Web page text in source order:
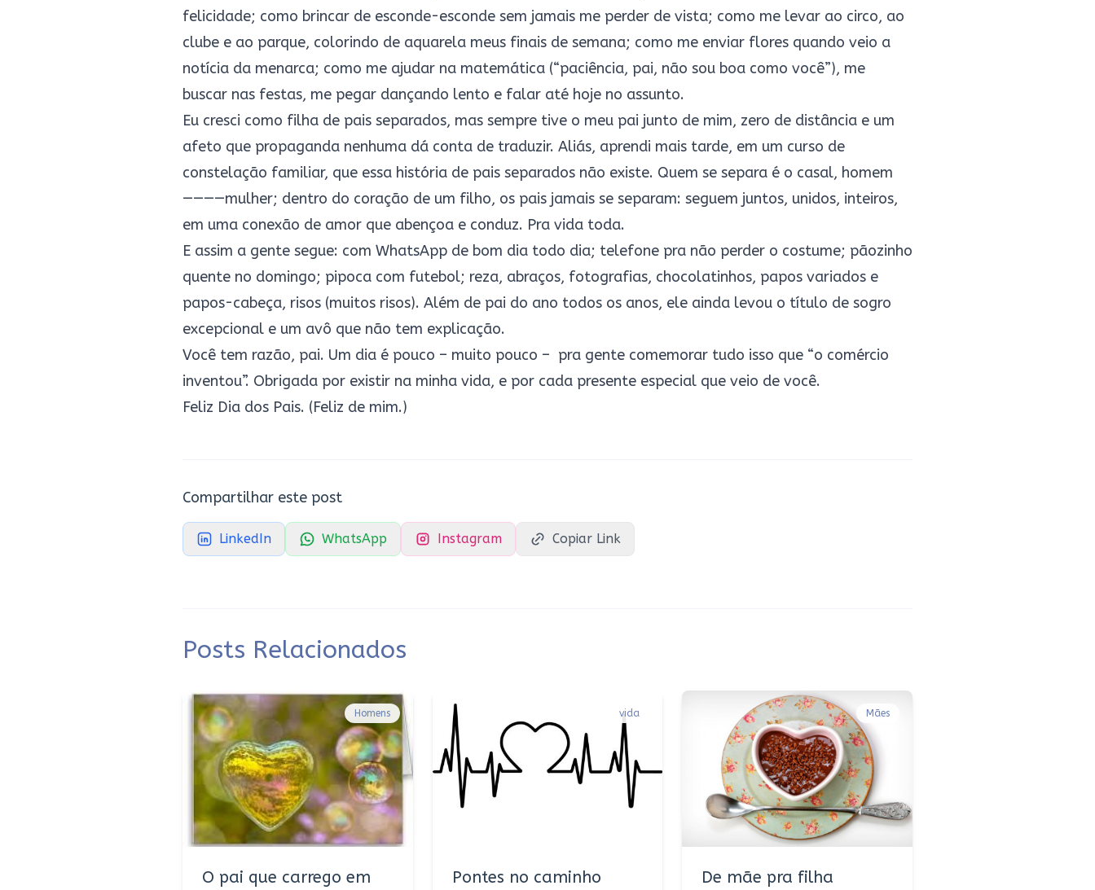
felicidade; como brincar de esconde-esconde sem jamais me perder de vista; como me levar ao circo, ao
clube e ao parque, colorindo de aquarela meus finais de semana; como me enviar flores quando veio a
notícia da menarca; como me ajudar na matemática (“paciência, pai, não sou boa como você”), me
buscar nas festas, me pegar dançando lento e falar até hoje no assunto.
Eu cresci como filha de pais separados, mas sempre tive o meu pai junto de mim, zero de distância e um
afeto que propaganda nenhuma dá conta de traduzir. Aliás, aprendi mais tarde, em um curso de
constelação familiar, que essa história de pais separados não existe. Quem se separa é o casal, homem
————mulher; dentro do coração de um filho, os pais jamais se separam: seguem juntos, unidos, inteiros,
em uma conexão de amor que abençoa e conduz. Pra vida toda.
E assim a gente segue: com WhatsApp de bom dia todo dia; telefone pra não perder o costume; pãozinho
quente no domingo; pipoca com futebol; reza, abraços, fotografias, chocolatinhos, papos variados e
papos-cabeça, risos (muitos risos). Além de pai do ano todos os anos, ele ainda levou o título de sogro
excepcional e um avô que não tem explicação.
Você tem razão, pai. Um dia é pouco – muito pouco – pra gente comemorar tudo isso que “o comércio
inventou”. Obrigada por existir na minha vida, e por cada presente especial que veio de você.
Feliz Dia dos Pais. (Feliz de mim.)
Compartilhar este post
LinkedIn WhatsApp Instagram Copiar Link
Posts Relacionados
Homens
O pai que carrego em
vida
Pontes no caminho
Mães
De mãe pra filha